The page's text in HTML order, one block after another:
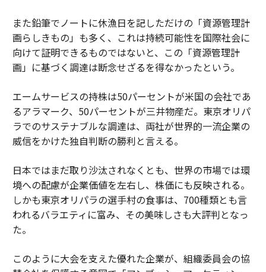
また鉛筆でノートに休漁日を記しただけの「資源管理計
画らしきもの」も多く、これは持続可能性を国際社会に
向けて証明できるものではないと、この「資源管理計
画」に基づく調達は断念せざるを得なかったという。
エームサービスの持株は50パーセントが米国の会社であ
るアラマーク、50パーセントが三井物産だ。東京オリパ
ラでのサステナブルな調達は、両社が世界的一流企業の
威信をかけた独自判断の勝利と言える。
日本ではまだ取り沙汰されなくとも、世界の市場では環
境への配慮が企業価値を左右し、株価にも反映される。
しかも東京オリパラの選手村の食事は、700種類とも言
われるバラエティに富み、その美味しさも大評判となっ
た。
このように大会を支えた優れた企業が、組織委員会の協